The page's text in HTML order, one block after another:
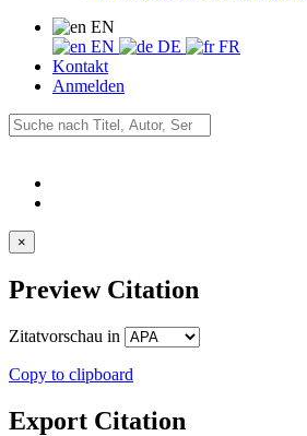
EN
EN
DE
FR
Kontakt
Anmelden
×
Preview Citation
Zitatvorschau in
Copy to clipboard
Export Citation